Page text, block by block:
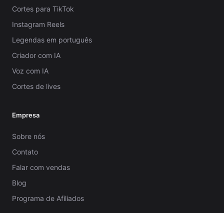
Cortes para TikTok
Instagram Reels
Legendas em português
Criador com IA
Voz com IA
Cortes de lives
Empresa
Sobre nós
Contato
Falar com vendas
Blog
Programa de Afiliados